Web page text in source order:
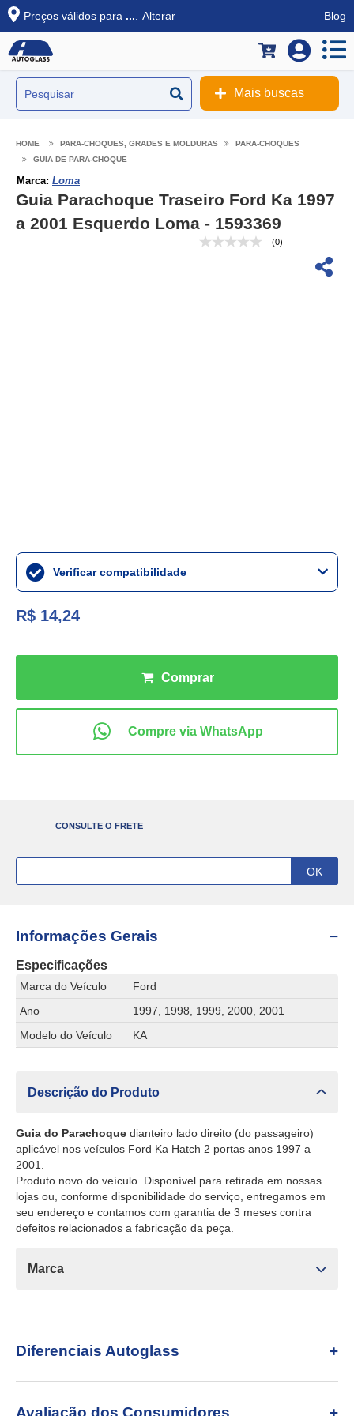
Preços válidos para ... Alterar Blog
Mais buscas
PARA-CHOQUES, GRADES E MOLDURAS
PARA-CHOQUES
GUIA DE PARA-CHOQUE
Marca: Loma
Guia Parachoque Traseiro Ford Ka 1997
a 2001 Esquerdo Loma - 1593369
(0)
Verificar compatibilidade
R$ 14,24
CONSULTE O FRETE
Informações Gerais
Especificações
Marca do Veículo
Ford
Ano
1997, 1998, 1999, 2000, 2001
Modelo do Veículo
KA
Descrição do Produto
Guia do Parachoque dianteiro lado direito (do passageiro)
aplicável nos veículos Ford Ka Hatch 2 portas anos 1997 a
2001.
Produto novo do veículo. Disponível para retirada em nossas
lojas ou, conforme disponibilidade do serviço, entregamos em
seu endereço e contamos com garantia de 3 meses contra
defeitos relacionados a fabricação da peça.
Marca
Diferenciais Autoglass
Avaliação dos Consumidores